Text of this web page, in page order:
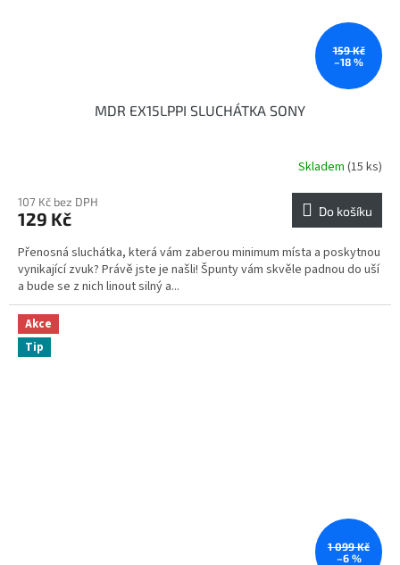
159 Kč
–18 %
MDR EX15LPPI SLUCHÁTKA SONY
produktu
je
z
5
hvězdiček.
Skladem(15 ks)
107 Kč bez DPH
129 Kč Do košíku
Přenosná sluchátka, která vám zaberou minimum místa a poskytnou
vynikající zvuk? Právě jste je našli! Špunty vám skvěle padnou do uší
a bude se z nich linout silný a...
Akce
Tip
1 099 Kč
–6 %